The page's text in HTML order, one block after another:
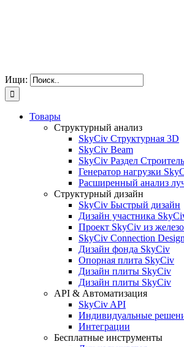
Ищи:
Товары
Структурный анализ
SkyCiv Структурная 3D
SkyCiv Beam
SkyCiv Раздел Строитель
Генератор нагрузки
Расширенный анализ
Структурный дизайн
SkyCiv Быстрый дизайн
Дизайн участника
Проект SkyCiv из
SkyCiv Connection Design
Дизайн фонда SkyCiv
Опорная плита SkyCiv
Дизайн плиты SkyCiv
Дизайн плиты SkyCiv
API & Автоматизация
SkyCiv API
Индивидуальные
Интеграции
Бесплатные инструменты